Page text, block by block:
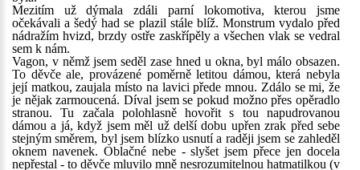
Mezitím už dýmala zdáli parní lokomotiva, kterou jsme
očekávali a šedý had se plazil stále blíž. Monstrum vydalo před
nádražím hvizd, brzdy ostře zaskřípěly a všechen vlak se vedral
sem k nám.
Vagon, v němž jsem seděl zase hned u okna, byl málo obsazen.
To děvče ale, provázené poměrně letitou dámou, která nebyla
její matkou, zaujala místo na lavici přede mnou. Zdálo se mi, že
je nějak zarmoucená. Díval jsem se pokud možno přes opěradlo
stranou. Tu začala polohlasně hovořit s tou napudrovanou
dámou a já, když jsem měl už delší dobu upřen zrak před sebe
stejným směrem, byl jsem blízko usnutí a raději jsem se zahleděl
oknem navenek. Oblačné nebe - slyšet jsem přece jen docela
nepřestal - to děvče mluvilo mně nesrozumitelnou hatmatilkou (v